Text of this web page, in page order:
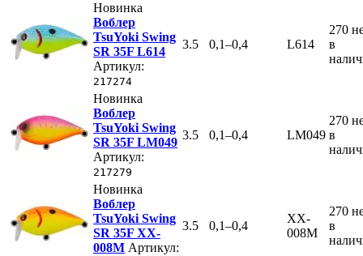
Новинка
Воблер
TsuYoki Swing
SR 35F L614
Артикул:
217274
3.5 0,1–0,4 L614
270
в
Новинка
Воблер
TsuYoki Swing
SR 35F LM049
Артикул:
217279
3.5 0,1–0,4 LM049
270
в
Новинка
Воблер
TsuYoki Swing
SR 35F XX-
008M Артикул:
3.5 0,1–0,4
XX-
008M
270
в